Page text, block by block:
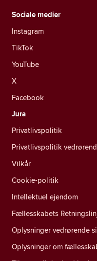
Sociale medier
Instagram
TikTok
YouTube
X
Facebook
Jura
Privatlivspolitik
Privatlivspolitik
Vilkår
Cookie-politik
Intellektuel ejendom
Fællesskabets
Oplysninger vedrørende
Oplysninger om